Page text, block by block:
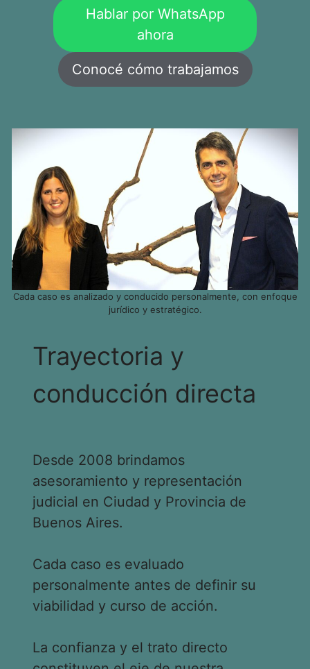
Hablar por WhatsApp
ahora
Conocé cómo trabajamos
Cada caso es analizado y conducido personalmente, con enfoque
jurídico y estratégico.
Trayectoria y
conducción directa
Desde 2008 brindamos
asesoramiento y representación
judicial en Ciudad y Provincia de
Buenos Aires.
Cada caso es evaluado
personalmente antes de definir su
viabilidad y curso de acción.
La confianza y el trato directo